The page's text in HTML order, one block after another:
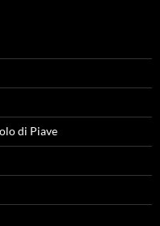
di Piave